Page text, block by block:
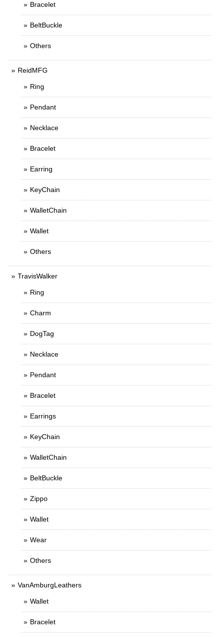
Bracelet
BeltBuckle
Others
ReidMFG
Ring
Pendant
Necklace
Bracelet
Earring
KeyChain
WalletChain
Wallet
Others
TravisWalker
Ring
Charm
DogTag
Necklace
Pendant
Bracelet
Earrings
KeyChain
WalletChain
BeltBuckle
Zippo
Wallet
Wear
Others
VanAmburgLeathers
Wallet
Bracelet